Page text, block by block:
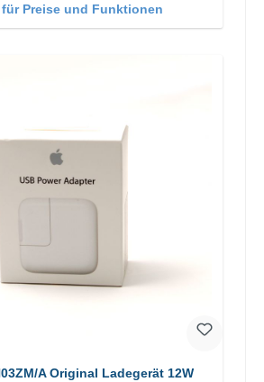
Preise und Funktionen
A Original Ladegerät 12W